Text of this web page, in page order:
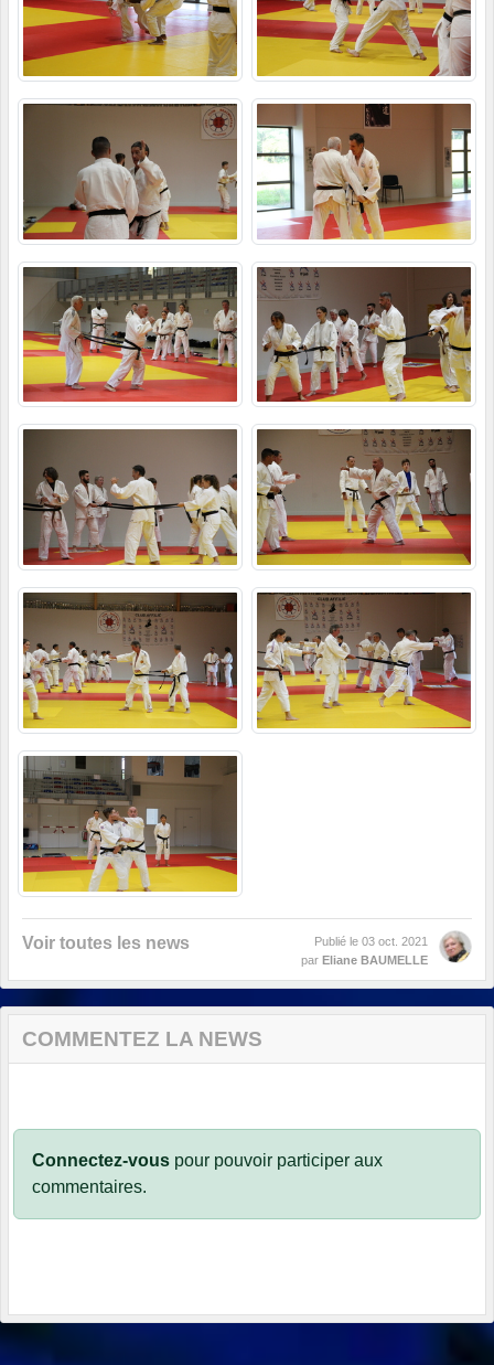
Voir toutes les news Publié le 03 oct. 2021
par Eliane BAUMELLE
COMMENTEZ LA NEWS
Connectez-vous pour pouvoir participer aux
commentaires.